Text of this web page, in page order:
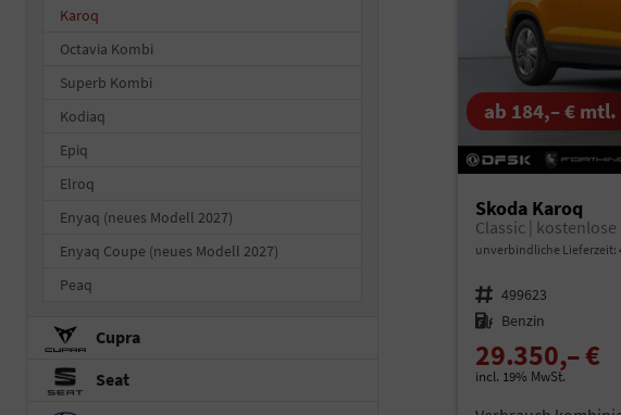
ab 184,– € mtl.
Skoda Karoq
Classic |
unverbindliche Lieferzeit:
Fahrzeugnr. 499623
Kraftstoff Benzin
29.350,– €
incl. 19% MwSt.
Karoq
Octavia Kombi
Superb Kombi
Kodiaq
Epiq
Elroq
Enyaq (neues Modell 2027)
Enyaq Coupe (neues Modell 2027)
Peaq
Cupra
Seat